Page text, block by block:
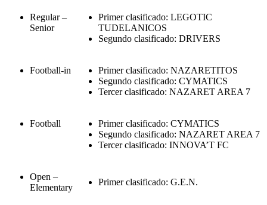
Regular –
Senior
Primer clasificado: LEGOTIC
TUDELANICOS
Segundo clasificado: DRIVERS
Football-in
Primer clasificado: NAZARETITOS
Segundo clasificado: CYMATICS
Tercer clasificado: NAZARET AREA 7
Football
Primer clasificado: CYMATICS
Segundo clasificado: NAZARET AREA 7
Tercer clasificado: INNOVA’T FC
Open –
Elementary
Primer clasificado: G.E.N.